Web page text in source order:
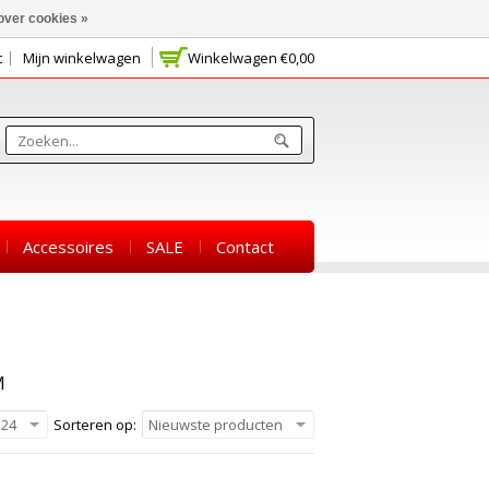
Winkelwagen €0,00
Mijn winkelwagen
Accessoires SALE Contact
Sorteren op: Nieuwste producten
24
cookies »